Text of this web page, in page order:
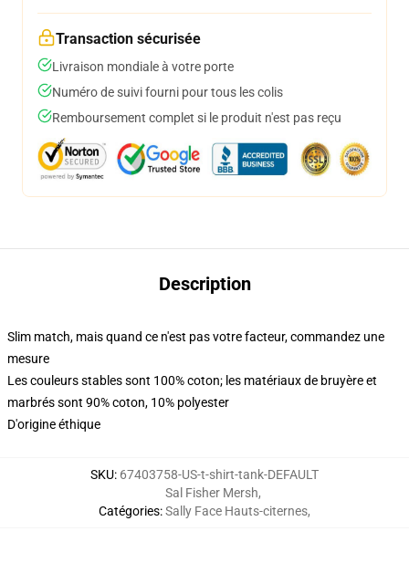
Transaction sécurisée
Livraison mondiale à votre porte
Numéro de suivi fourni pour tous les colis
Remboursement complet si le produit n'est pas reçu
Description
Slim match, mais quand ce n'est pas votre facteur, commandez une
mesure
Les couleurs stables sont 100% coton; les matériaux de bruyère et
marbrés sont 90% coton, 10% polyester
D'origine éthique
SKU: 67403758-US-t-shirt-tank-DEFAULT
Catégories:
Sal Fisher Mersh,
Sally Face Hauts-citernes,